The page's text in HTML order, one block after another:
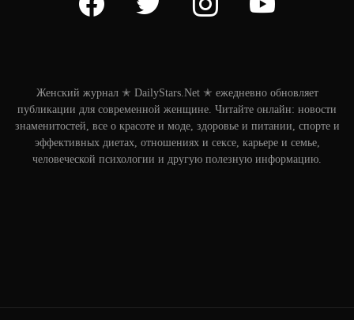
Женский журнал ✭ DailyStars.Net ✭ ежедневно обновляет
публикации для современной женщине. Читайте онлайн: новости
знаменитостей, все о красоте и моде, здоровье и питании, спорте и
эффективных диетах, отношениях и сексе, карьере и семье,
человеческой психологии и другую полезную информацию.